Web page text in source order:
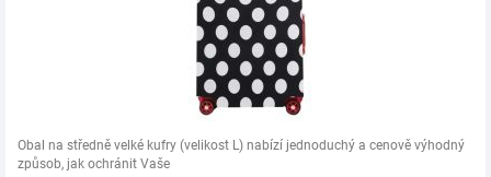
Obal na středně velké kufry (velikost L) nabízí jednoduchý a cenově výhodný
způsob, jak ochránit Vaše